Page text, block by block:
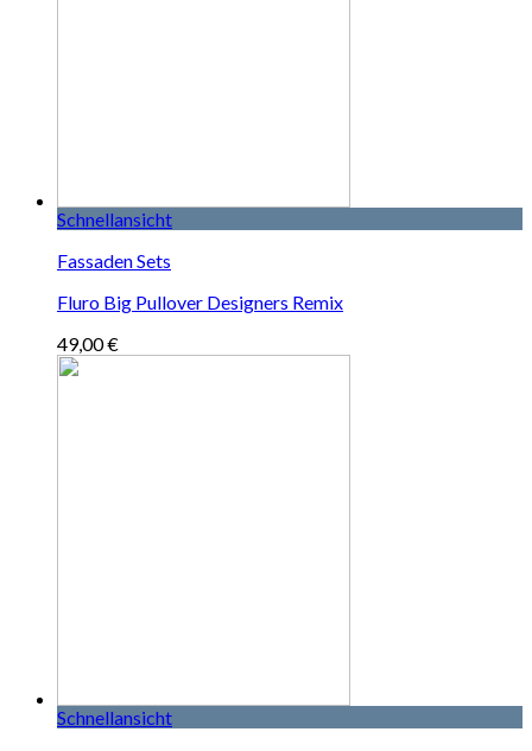
Schnellansicht
Fassaden Sets
Fluro Big Pullover Designers Remix
49,00€
Schnellansicht